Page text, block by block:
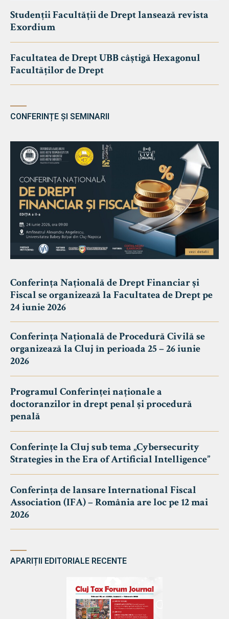
Studenții Facultății de Drept lansează revista
Exordium
Facultatea de Drept UBB câștigă Hexagonul
Facultăților de Drept
CONFERINȚE ȘI SEMINARII
Conferința Națională de Drept Financiar și
Fiscal se organizează la Facultatea de Drept pe
24 iunie 2026
Conferința Națională de Procedură Civilă se
organizează la Cluj în perioada 25 – 26 iunie
2026
Programul Conferinței naționale a
doctoranzilor în drept penal și procedură
penală
Conferințe la Cluj sub tema „Cybersecurity
Strategies in the Era of Artificial Intelligence”
Conferința de lansare International Fiscal
Association (IFA) – România are loc pe 12 mai
2026
APARIȚII EDITORIALE RECENTE